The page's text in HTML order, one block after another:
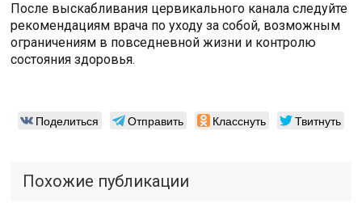
После выскабливания цервикального канала следуйте
рекомендациям врача по уходу за собой, возможным
ограничениям в повседневной жизни и контролю
состояния здоровья.
Поделиться Отправить Класснуть Твитнуть
Похожие публикации